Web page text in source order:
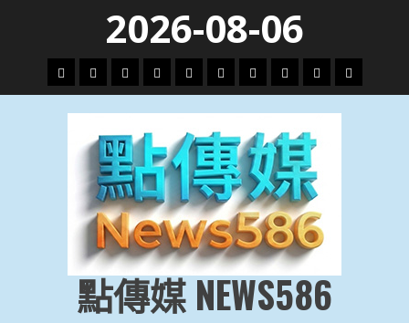
content
2026-08-06
頭
條
財
經
地
方.
會
文
教.
技
專
題
娛
樂
劇
政
治
國
際
運
動
生
活
點傳媒 NEWS586